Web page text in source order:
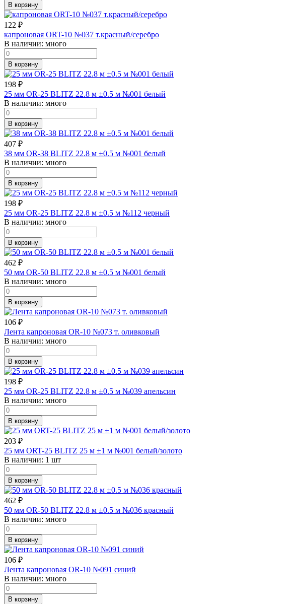
В корзину
122 ₽
капроновая ORT-10 №037 т.красный/серебро
В наличии: много
В корзину
198 ₽
25 мм OR-25 BLITZ 22.8 м ±0.5 м №001 белый
В наличии: много
В корзину
407 ₽
38 мм OR-38 BLITZ 22.8 м ±0.5 м №001 белый
В наличии: много
В корзину
198 ₽
25 мм OR-25 BLITZ 22.8 м ±0.5 м №112 черный
В наличии: много
В корзину
462 ₽
50 мм OR-50 BLITZ 22.8 м ±0.5 м №001 белый
В наличии: много
В корзину
106 ₽
Лента капроновая OR-10 №073 т. оливковый
В наличии: много
В корзину
198 ₽
25 мм OR-25 BLITZ 22.8 м ±0.5 м №039 апельсин
В наличии: много
В корзину
203 ₽
25 мм ORT-25 BLITZ 25 м ±1 м №001 белый/золото
В наличии: 1 шт
В корзину
462 ₽
50 мм OR-50 BLITZ 22.8 м ±0.5 м №036 красный
В наличии: много
В корзину
106 ₽
Лента капроновая OR-10 №091 синий
В наличии: много
В корзину